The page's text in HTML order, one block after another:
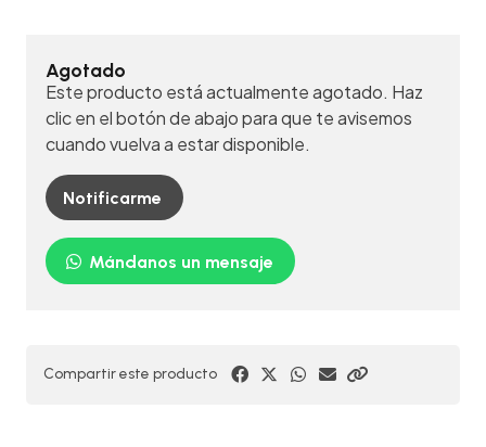
Agotado
Este producto está actualmente agotado. Haz
clic en el botón de abajo para que te avisemos
cuando vuelva a estar disponible.
Notificarme
Mándanos un mensaje
Compartir este producto